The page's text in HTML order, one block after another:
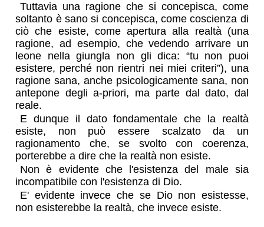
Tuttavia una ragione che si concepisca, come
soltanto è sano si concepisca, come coscienza di
ciò che esiste, come apertura alla realtà (una
ragione, ad esempio, che vedendo arrivare un
leone nella giungla non gli dica: “tu non puoi
esistere, perché non rientri nei miei criteri”), una
ragione sana, anche psicologicamente sana, non
antepone degli a-priori, ma parte dal dato, dal
reale.
E dunque il dato fondamentale che la realtà
esiste, non può essere scalzato da un
ragionamento che, se svolto con coerenza,
porterebbe a dire che la realtà non esiste.
Non è evidente che l'esistenza del male sia
incompatibile con l'esistenza di Dio.
E' evidente invece che se Dio non esistesse,
non esisterebbe la realtà, che invece esiste.